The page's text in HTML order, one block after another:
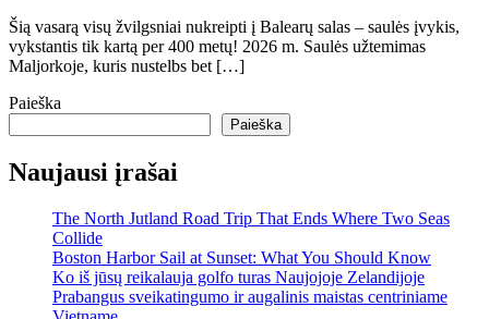
Šią vasarą visų žvilgsniai nukreipti į Balearų salas – saulės įvykis,
vykstantis tik kartą per 400 metų! 2026 m. Saulės užtemimas
Maljorkoje, kuris nustelbs bet […]
Paieška
Paieška
Naujausi įrašai
The North Jutland Road Trip That Ends Where Two Seas
Collide
Boston Harbor Sail at Sunset: What You Should Know
Ko iš jūsų reikalauja golfo turas Naujojoje Zelandijoje
Prabangus sveikatingumo ir augalinis maistas centriniame